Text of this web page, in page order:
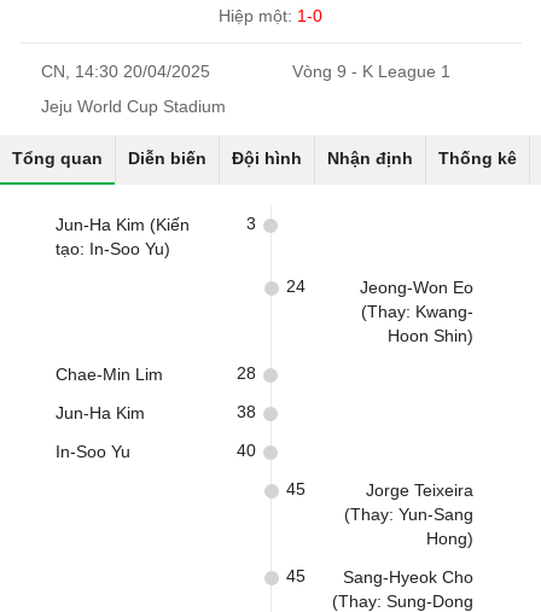
Hiệp một: 1-0
CN, 14:30 20/04/2025
Vòng 9 - K League 1
Jeju World Cup Stadium
Tổng quan Diễn biến Đội hình Nhận định Thống kê
Jun-Ha Kim (Kiến
tạo: In-Soo Yu)
3
Jeong-Won Eo
(Thay: Kwang-
Hoon Shin)
24
Chae-Min Lim 28
Jun-Ha Kim 38
In-Soo Yu 40
Jorge Teixeira
(Thay: Yun-Sang
Hong)
45
Sang-Hyeok Cho
(Thay: Sung-Dong
45